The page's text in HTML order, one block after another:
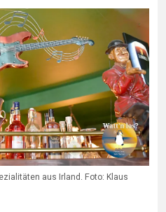
aus Irland. Foto: Klaus